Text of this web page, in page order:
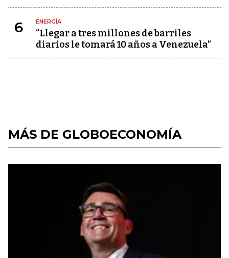
6 ENERGÍA
“Llegar a tres millones de barriles
diarios le tomará 10 años a Venezuela”
MÁS DE GLOBOECONOMÍA